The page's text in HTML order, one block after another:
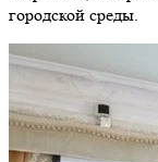
городской среды.